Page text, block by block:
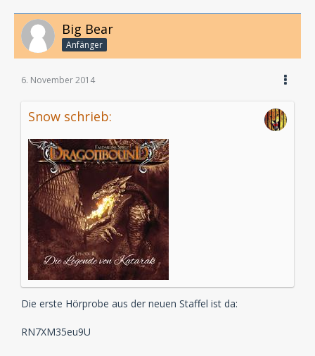
Big Bear
Anfänger
6. November 2014
Snow schrieb:
Die erste Hörprobe aus der neuen Staffel ist da:
RN7XM35eu9U